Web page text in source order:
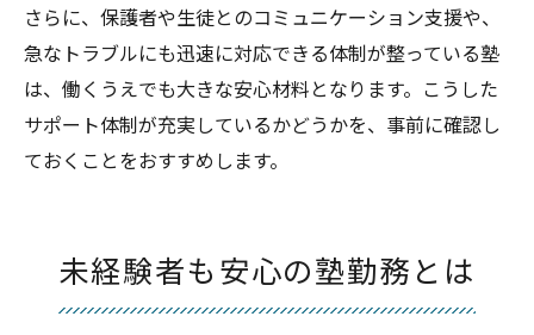
さらに、保護者や生徒とのコミュニケーション支援や、
急なトラブルにも迅速に対応できる体制が整っている塾
は、働くうえでも大きな安心材料となります。こうした
サポート体制が充実しているかどうかを、事前に確認し
ておくことをおすすめします。
未経験者も安心の塾勤務とは